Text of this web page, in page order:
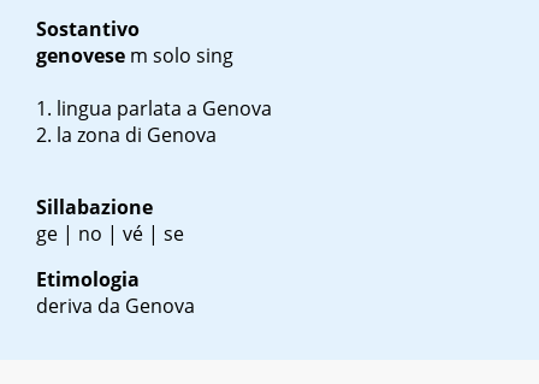
Sostantivo
genovese m solo sing
lingua parlata a Genova
la zona di Genova
Sillabazione
ge | no | vé | se
Etimologia
deriva da Genova